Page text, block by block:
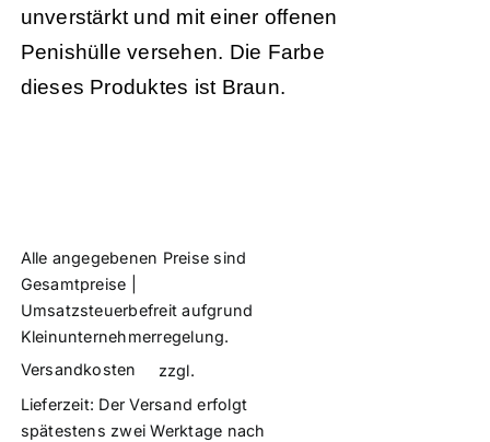
unverstärkt und mit einer offenen
Penishülle versehen. Die Farbe
dieses Produktes ist Braun.
Alle angegebenen Preise sind
Gesamtpreise |
Umsatzsteuerbefreit aufgrund
Kleinunternehmerregelung.
zzgl.
Versandkosten
Lieferzeit: Der Versand erfolgt
spätestens zwei Werktage nach